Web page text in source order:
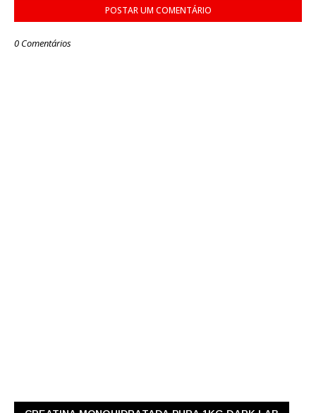
POSTAR UM COMENTÁRIO
0 Comentários